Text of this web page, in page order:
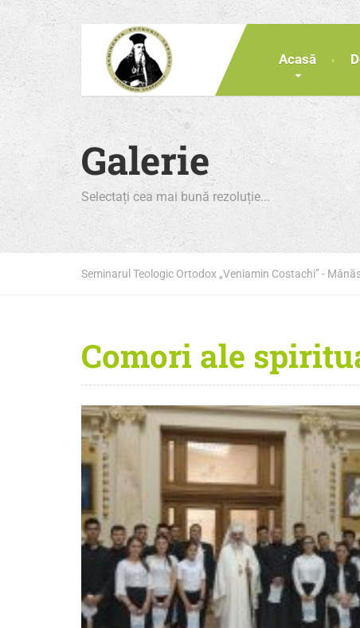
Acasă
Galerie
Selectați cea mai bună rezoluție...
Seminarul Teologic Ortodox „Veniamin Costachi” -
Comori ale